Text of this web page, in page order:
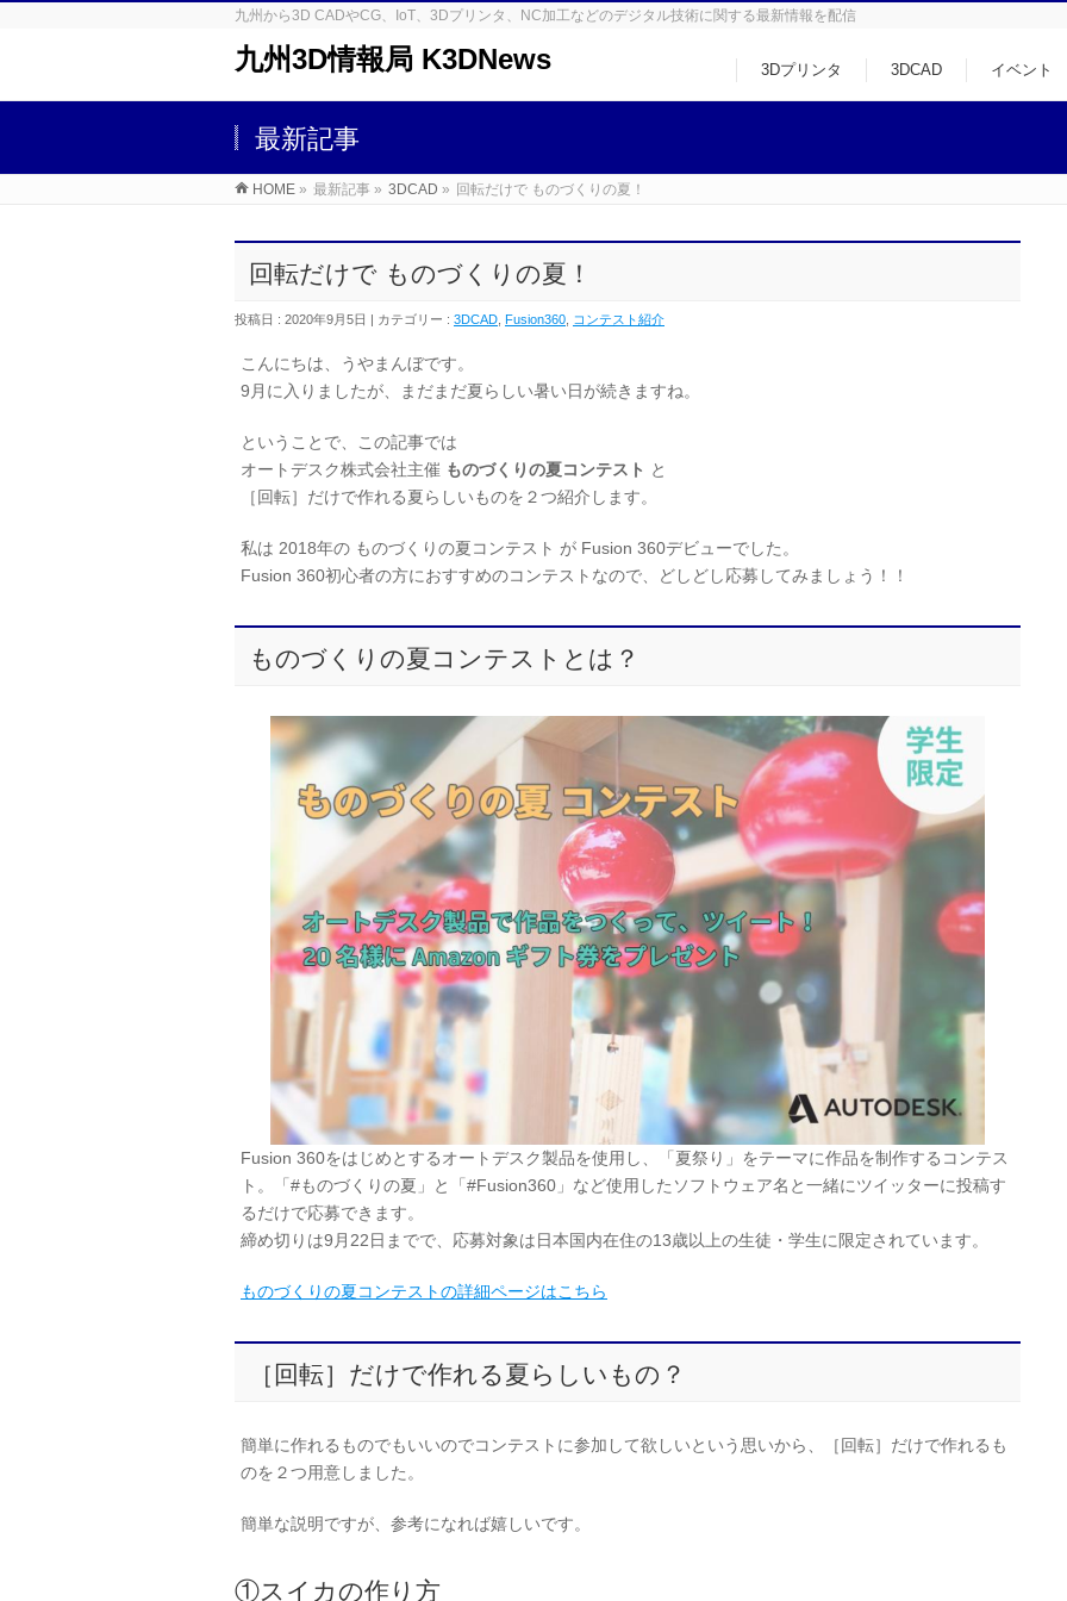
九州から3D CADやCG、IoT、3Dプリンタ、NC加工などのデジタル技術に関する最新情報を配信
九州3D情報局 K3DNews 3Dプリンタ 3DCAD イベント
最新記事
HOME » 最新記事 » 3DCAD » 回転だけで ものづくりの夏！
回転だけで ものづくりの夏！
投稿日 : 2020年9月5日 | カテゴリー : 3DCAD Fusion360 コンテスト紹介
こんにちは、うやまんぼです。
9月に入りましたが、まだまだ夏らしい暑い日が続きますね。
ということで、この記事では
オートデスク株式会社主催 ものづくりの夏コンテスト と
［回転］だけで作れる夏らしいものを２つ紹介します。
私は 2018年の ものづくりの夏コンテスト が Fusion 360デビューでした。
Fusion 360初心者の方におすすめのコンテストなので、どしどし応募してみましょう！！
ものづくりの夏コンテストとは？
Fusion 360をはじめとするオートデスク製品を使用し、「夏祭り」をテーマに作品を制作するコンテス
ト。「#ものづくりの夏」と「#Fusion360」など使用したソフトウェア名と一緒にツイッターに投稿す
るだけで応募できます。
締め切りは9月22日までで、応募対象は日本国内在住の13歳以上の生徒・学生に限定されています。
ものづくりの夏コンテストの詳細ページはこちら
［回転］だけで作れる夏らしいもの？
簡単に作れるものでもいいのでコンテストに参加して欲しいという思いから、［回転］だけで作れるも
のを２つ用意しました。
簡単な説明ですが、参考になれば嬉しいです。
①スイカの作り方